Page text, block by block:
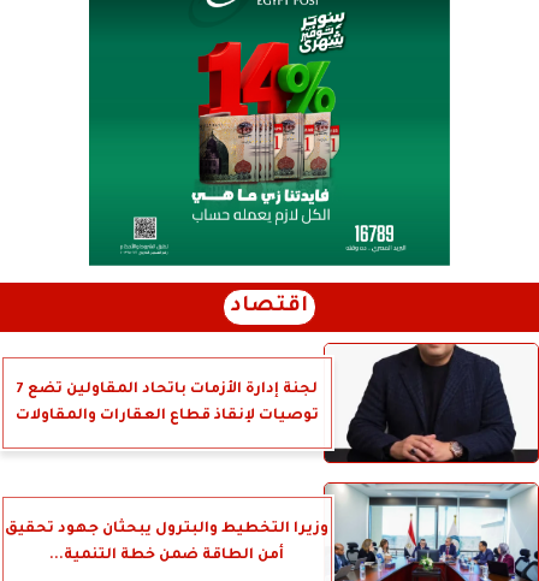
اقتصاد
لجنة إدارة الأزمات باتحاد المقاولين تضع 7
توصيات لإنقاذ قطاع العقارات والمقاولات
وزيرا التخطيط والبترول يبحثان جهود تحقيق
أمن الطاقة ضمن خطة التنمية...